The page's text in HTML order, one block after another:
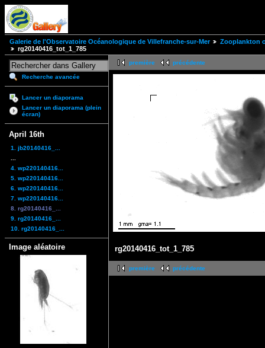
Galerie de l'Observatoire Océanologique de Villefranche-sur-Mer
Zooplankton
rg20140416_tot_1_785
Recherche avancée
Lancer un diaporama
Lancer un diaporama (plein
écran)
April 16th
1. jb20140416_...
4. wp220140416...
5. wp220140416...
6. wp220140416...
7. wp220140416...
8. rg20140416_...
9. rg20140416_...
10. rg20140416_...
Image aléatoire
première précédente
rg20140416_tot_1_785
première précédente